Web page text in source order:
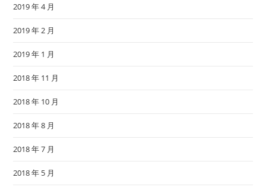
2019 年 4 月
2019 年 2 月
2019 年 1 月
2018 年 11 月
2018 年 10 月
2018 年 8 月
2018 年 7 月
2018 年 5 月